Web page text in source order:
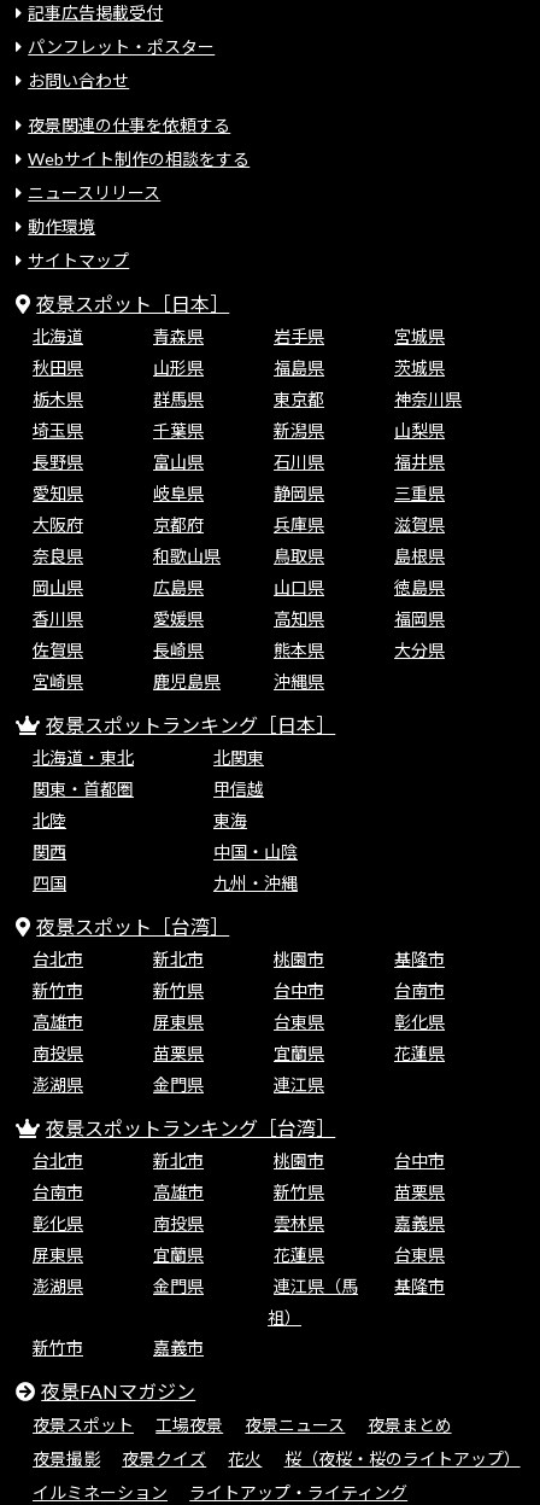
記事広告掲載受付
パンフレット・ポスター
お問い合わせ
夜景関連の仕事を依頼する
Webサイト制作の相談をする
ニュースリリース
動作環境
サイトマップ
夜景スポット［日本］
北海道 青森県 岩手県
宮城県
秋田県
山形県 福島県
茨城県
栃木県
群馬県 東京都
神奈川県
埼玉県
千葉県 新潟県
山梨県
長野県
富山県 石川県
福井県
愛知県
岐阜県 静岡県
三重県
大阪府
京都府 兵庫県
滋賀県
奈良県
和歌山県 鳥取県
島根県
岡山県
広島県 山口県
徳島県
香川県
愛媛県 高知県
福岡県
佐賀県
長崎県 熊本県
大分県
宮崎県
鹿児島県 沖縄県
夜景スポットランキング［日本］
北海道・東北
北関東
関東・首都圏
甲信越
北陸
東海
関西
中国・山陰
四国
九州・沖縄
夜景スポット［台湾］
台北市 新北市 桃園市
基隆市
新竹市
新竹県 台中市
台南市
高雄市
屏東県 台東県
彰化県
南投県
苗栗県 宜蘭県
花蓮県
澎湖県
金門県 連江県
夜景スポットランキング［台湾］
台北市 新北市 桃園市
台中市
台南市
高雄市 新竹県
苗栗県
彰化県
南投県 雲林県
嘉義県
屏東県
宜蘭県 花蓮県
台東県
澎湖県
金門県
連江県（馬
祖）
基隆市
新竹市 嘉義市
夜景FANマガジン
夜景スポット 工場夜景 夜景ニュース
夜景まとめ
夜景撮影
夜景クイズ 花火
桜（夜桜・桜のライトアップ）
イルミネーション
ライトアップ・ライティング